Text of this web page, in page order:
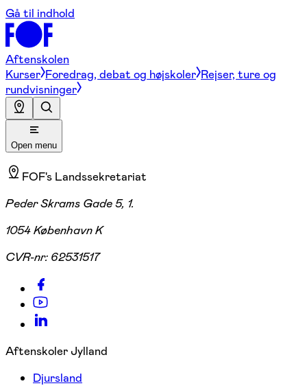
Gå til indhold
Aftenskolen
Kurser Foredrag, debat og højskoler Rejser, ture og
rundvisninger
Open menu
FOF's Landssekretariat
Peder Skrams Gade 5, 1.
1054 København K
CVR-nr: 62531517
Aftenskoler Jylland
Djursland